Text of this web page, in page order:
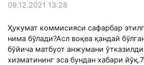
09.12.2021 13:28
Ҳукумат коммисияси сафарбар
нима бўлади?Асл воқеа қандай
бўйича матбуот анжумани
хизматининг эса бундан хабари